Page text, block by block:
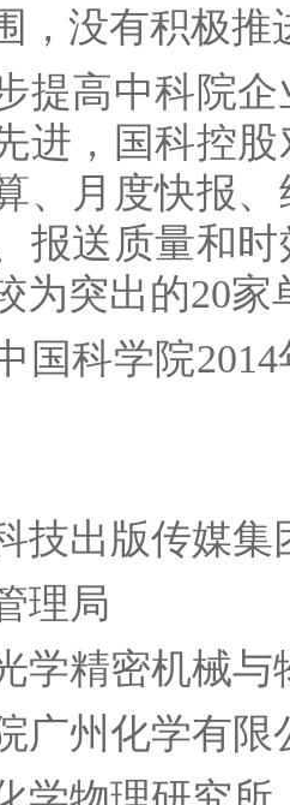
，没有积极
提高中科院
进，国科控
、月度快报
报送质量和
为突出的20家
国科学院2014
技出版传媒集
理局
学精密机械与
广州化学有限